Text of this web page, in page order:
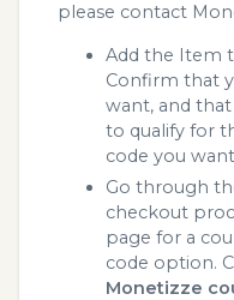
please contact
Add the Item
Confirm that
want, and
to qualify for
code you
Go through
checkout
page for a
code option.
Monetizze